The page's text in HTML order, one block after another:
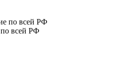
по всей РФ